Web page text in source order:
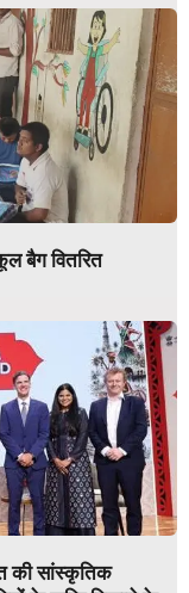
बैग वितरित
की सांस्कृतिक